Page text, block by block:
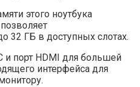
этого ноутбука
32 ГБ в доступных слотах.
и порт HDMI для большей
интерфейса для